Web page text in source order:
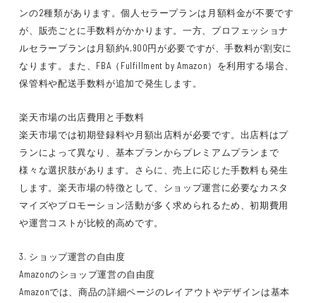
ンの2種類があります。個人セラープランは月額料金が不要です
が、販売ごとに手数料がかかります。一方、プロフェッショナ
ルセラープランは月額約4,900円が必要ですが、手数料が割安に
なります。また、FBA（Fulfillment by Amazon）を利用する場合、
保管料や配送手数料が追加で発生します。
楽天市場の出店費用と手数料
楽天市場では初期登録料や月額出店料が必要です。出店料はプ
ランによって異なり、基本プランからプレミアムプランまで
様々な選択肢があります。さらに、売上に応じた手数料も発生
します。楽天市場の特徴として、ショップ運営に必要なカスタ
マイズやプロモーション活動が多く求められるため、初期費用
や運営コストが比較的高めです。
3. ショップ運営の自由度
Amazonのショップ運営の自由度
Amazonでは、商品の詳細ページのレイアウトやデザインは基本